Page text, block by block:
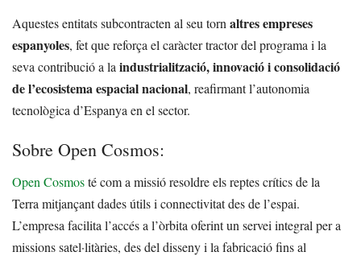
Aquestes entitats subcontracten al seu torn altres empreses
espanyoles, fet que reforça el caràcter tractor del programa i la
seva contribució a la industrialització, innovació i consolidació
de l’ecosistema espacial nacional, reafirmant l’autonomia
tecnològica d’Espanya en el sector.
Sobre Open Cosmos:
Open Cosmosté com a missió resoldre els reptes crítics de la
Terra mitjançant dades útils i connectivitat des de l’espai.
L’empresa facilita l’accés a l’òrbita oferint un servei integral per a
missions satel·litàries, des del disseny i la fabricació fins al